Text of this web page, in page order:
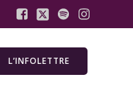
L’INFOLETTRE